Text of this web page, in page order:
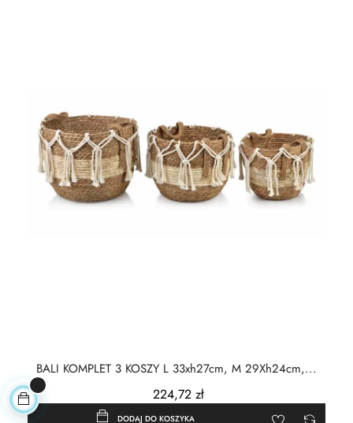
BALI KOMPLET 3 KOSZY L 33xh27cm, M 29Xh24cm,...
224,72 zł
DODAJ DO KOSZYKA